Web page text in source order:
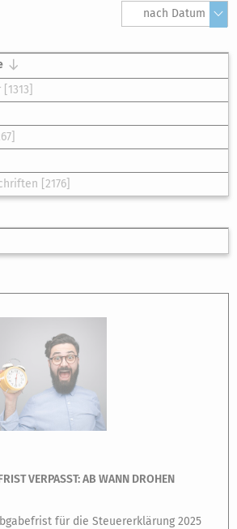
nach Datum
[2176]
VERPASST: AB WANN DROHEN
für die Steuererklärung 2025